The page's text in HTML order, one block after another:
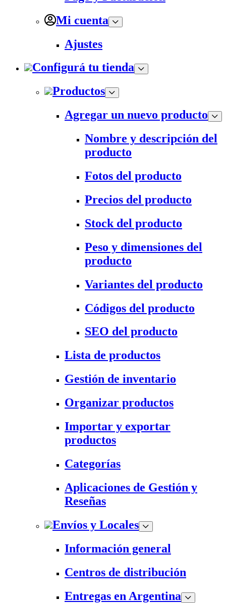
Mi cuenta
Ajustes
Configurá tu tienda
Productos
Agregar un nuevo producto
Nombre y descripción del
producto
Fotos del producto
Precios del producto
Stock del producto
Peso y dimensiones del
producto
Variantes del producto
Códigos del producto
SEO del producto
Lista de productos
Gestión de inventario
Organizar productos
Importar y exportar
productos
Categorías
Aplicaciones de Gestión y
Reseñas
Envíos y Locales
Información general
Centros de distribución
Entregas en Argentina